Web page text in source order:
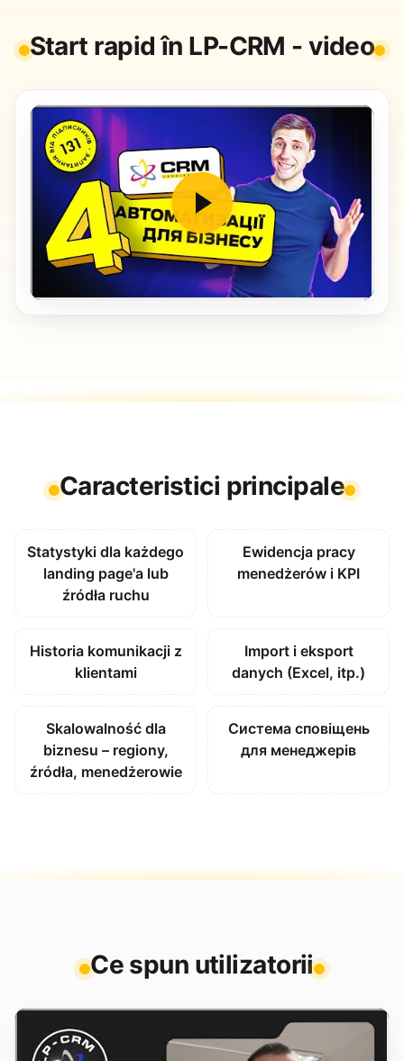
Start rapid în LP-CRM - video
Caracteristici principale
Statystyki dla każdego
landing page'a lub
źródła ruchu
Ewidencja pracy
menedżerów i KPI
Historia komunikacji z
klientami
Import i eksport
danych (Excel, itp.)
Skalowalność dla
biznesu – regiony,
źródła, menedżerowie
Система сповіщень
для менеджерів
Ce spun utilizatorii